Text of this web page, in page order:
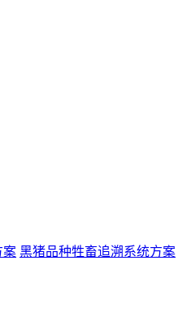
案 黑猪品种牲畜追溯系统方案